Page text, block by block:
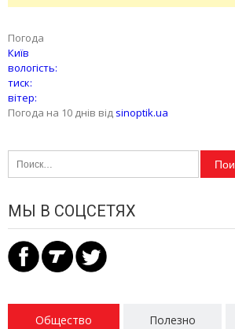
Погода
Київ
вологість:
тиск:
вітер:
Погода на 10 днів від sinoptik.ua
Найти:
МЫ В СОЦСЕТЯХ
Общество Полезно